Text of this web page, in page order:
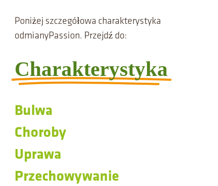
Poniżej szczegółowa charakterystyka
odmianyPassion. Przejdź do:
Charakterystyka
Bulwa
Choroby
Uprawa
Przechowywanie